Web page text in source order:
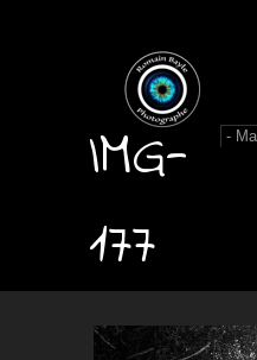
IMG-
177